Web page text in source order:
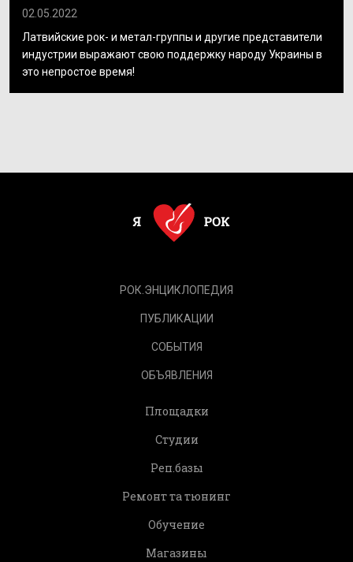
02.05.2022
Латвийские рок- и метал-группы и другие представители
индустрии выражают свою поддержку народу Украины в
это непростое время!
РОК.ЭНЦИКЛОПЕДИЯ
ПУБЛИКАЦИИ
СОБЫТИЯ
ОБЪЯВЛЕНИЯ
Площадки
Студии
Реп.базы
Ремонт та тюнинг
Обучение
Магазины